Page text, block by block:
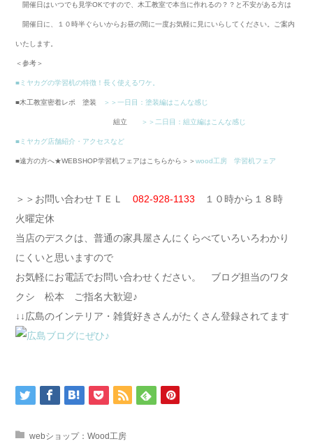
開催日はいつでも見学OKですので、木工教室で本当に作れるの？？と不安がある方は
開催日に、１０時半ぐらいからお昼の間に一度お気軽に見にいらしてください。ご案内
いたします。
＜参考＞
■ミヤカグの学習机の特徴！長く使えるワケ。
■木工教室密着レポ 塗装 ＞＞一日目：塗装編はこんな感じ
組立 ＞＞二日目：組立編はこんな感じ
■ミヤカグ店舗紹介・アクセスなど
■遠方の方へ★WEBSHOP学習机フェアはこちらから＞＞wood工房 学習机フェア
＞＞お問い合わせＴＥＬ 082-928-1133
１０時から１８時
火曜定休
当店のデスクは、普通の家具屋さんにくらべていろいろわかり
にくいと思いますので
お気軽にお電話でお問い合わせください。 ブログ担当のワタ
クシ 松本 ご指名大歓迎♪
↓↓広島のインテリア・雑貨好きさんがたくさん登録されてます
webショップ：Wood工房